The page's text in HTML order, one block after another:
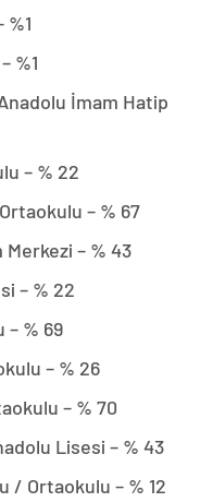
%1
İmam Hatip
– % 22
– % 67
– % 43
– % 22
– % 69
– % 26
– % 70
Lisesi – % 43
/ Ortaokulu – % 12